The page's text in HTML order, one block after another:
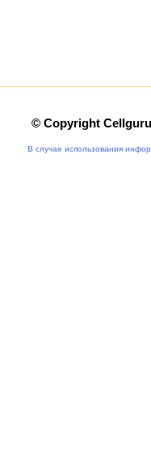
© Copyright
В случае использования